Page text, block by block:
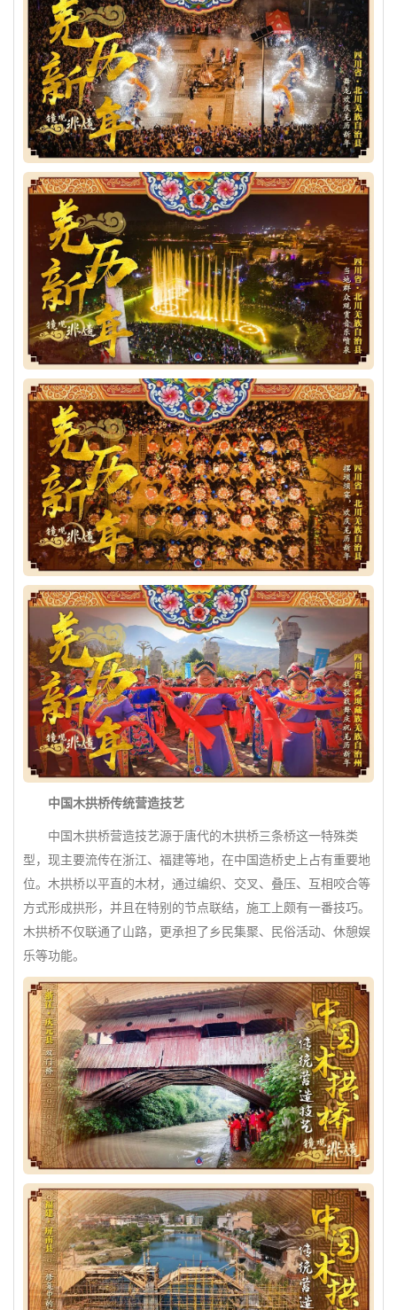
中国木拱桥传统营造技艺
中国木拱桥营造技艺源于唐代的木拱桥三条桥这一特殊类
型，现主要流传在浙江、福建等地，在中国造桥史上占有重要地
位。木拱桥以平直的木材，通过编织、交叉、叠压、互相咬合等
方式形成拱形，并且在特别的节点联结，施工上颇有一番技巧。
木拱桥不仅联通了山路，更承担了乡民集聚、民俗活动、休憩娱
乐等功能。